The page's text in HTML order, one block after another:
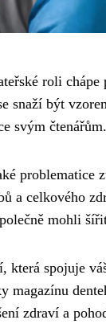
roli
snaží být
svým čtenářům.
problematice
a celkového
mohli
která spojuje
magazínu
zdraví a